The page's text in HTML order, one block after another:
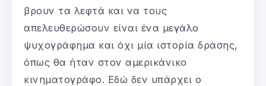
βρουν τα λεφτά και να τους
απελευθερώσουν είναι ένα μεγάλο
ψυχογράφημα και όχι μία ιστορία δράσης,
όπως θα ήταν στον αμερικάνικο
κινηματογράφο. Εδώ δεν υπάρχει ο